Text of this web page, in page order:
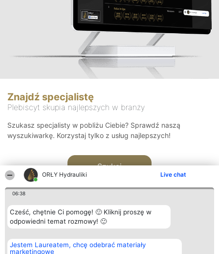
ORŁY Hydrauliki Live chat
06:38
Cześć, chętnie Ci pomogę! 🙂 Kliknij proszę w
odpowiedni temat rozmowy! 🙂
Jestem Laureatem, chcę odebrać materiały
marketingowe
Znajdź specjalistę
Plebiscyt skupia najlepszych w branży
Szukasz specjalisty w pobliżu Ciebie? Sprawdź naszą
wyszukiwarkę. Korzystaj tylko z usług najlepszych!
Szukaj
Organizator plebiscytu
Bright Side Solutions sp. z o.
o. sp. k.
Plebiscyt
Laureaci
Kontakt
Kontakt